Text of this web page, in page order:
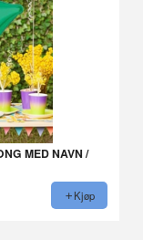
MED NAVN /
Kjøp